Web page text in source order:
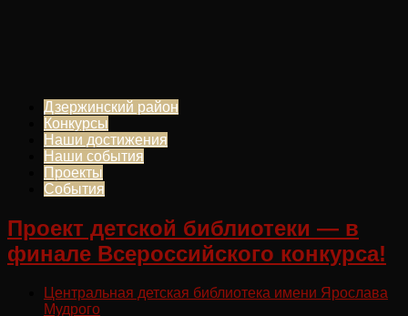
Дзержинский район
Конкурсы
Наши достижения
Наши события
Проекты
События
Проект детской библиотеки — в
финале Всероссийского конкурса!
Центральная детская библиотека имени Ярослава
Мудрого